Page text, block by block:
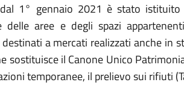
1° gennaio 2021 è stato istituito
delle aree e degli spazi
a mercati realizzati anche in
sostituisce il Canone Unico
temporanee, il prelievo sui rifiuti